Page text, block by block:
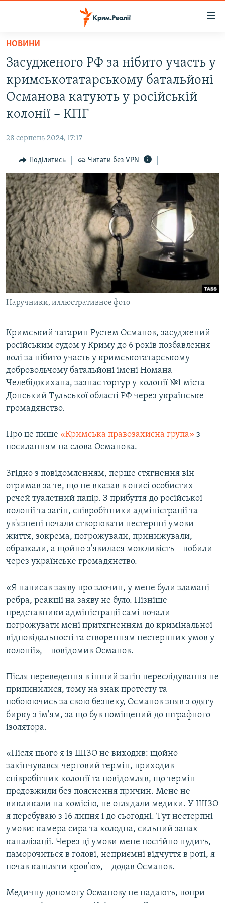
Перейти
основного
матеріалу
Перейти
до
основної
Перейти
пошуку
ВОДА.КРИМ
ВІДЕО ТА ФОТО
ПОЛІТИКА
ПОГЛЯД
ІНТЕРВ'Ю
ВСЕ ЗА ДЕНЬ
СПЕЦПРОЕКТИ
ДЕПОРТАЦІЯ
ВІДЕОУРОКИ «ELIFBE»
СВІДЧЕННЯ ОКУПАЦІЇ
УКРАЇНСЬКА ПРОБЛЕМА КРИМУ
ІНФОГРАФІКА
ЯК ОБІЙТИ БЛОКУВАННЯ
Русский
Qırımtatar
ДОЛУЧАЙСЯ!
Усі сайти RFE/RL
НОВИНИ
Засудженого РФ за нібито участь у
кримськотатарському батальйоні
Османова катують у російській
колонії – КПГ
28 серпень 2024, 17:17
Поділитись Читати без VPN
Наручники, иллюстративное фото
Кримський татарин Рустем Османов, засуджений
російським судом у Криму до 6 років позбавлення
волі за нібито участь у кримськотатарському
добровольчому батальйоні імені Номана
Челебіджихана, зазнає тортур у колонії №1 міста
Донський Тульської області РФ через українське
громадянство.
Про це пише «Кримська правозахисна група» з
посиланням на слова Османова.
Згідно з повідомленням, перше стягнення він
отримав за те, що не вказав в описі особистих
речей туалетний папір. З прибуття до російської
колонії та загін, співробітники адміністрації та
ув'язнені почали створювати нестерпні умови
життя, зокрема, погрожували, принижували,
ображали, а щойно з'явилася можливість – побили
через українське громадянство.
«Я написав заяву про злочин, у мене були зламані
ребра, реакції на заяву не було. Пізніше
представники адміністрації самі почали
погрожувати мені притягненням до кримінальної
відповідальності та створенням нестерпних умов у
колонії», – повідомив Османов.
Після переведення в інший загін переслідування не
припинилися, тому на знак протесту та
побоюючись за свою безпеку, Османов зняв з одягу
бирку з ім'ям, за що був поміщений до штрафного
ізолятора.
«Після цього я із ШІЗО не виходив: щойно
закінчувався черговий термін, приходив
співробітник колонії та повідомляв, що термін
продовжили без пояснення причин. Мене не
викликали на комісію, не оглядали медики. У ШІЗО
я перебуваю з 16 липня і до сьогодні. Тут нестерпні
умови: камера сира та холодна, сильний запах
каналізації. Через ці умови мене постійно нудить,
паморочиться в голові, неприємні відчуття в роті, я
почав кашляти кров’ю», – додав Османов.
Медичну допомогу Османову не надають, попри